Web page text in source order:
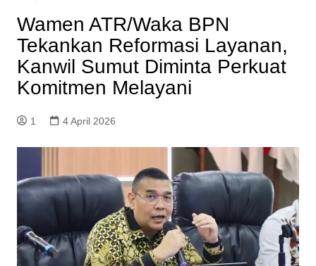
Wamen ATR/Waka BPN
Tekankan Reformasi Layanan,
Kanwil Sumut Diminta Perkuat
Komitmen Melayani
1 4 April 2026